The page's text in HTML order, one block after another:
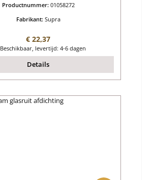
Productnummer: 01058272
Fabrikant: Supra
Normale prijs:
€ 22,37
Beschikbaar, levertijd: 4-6 dagen
Details